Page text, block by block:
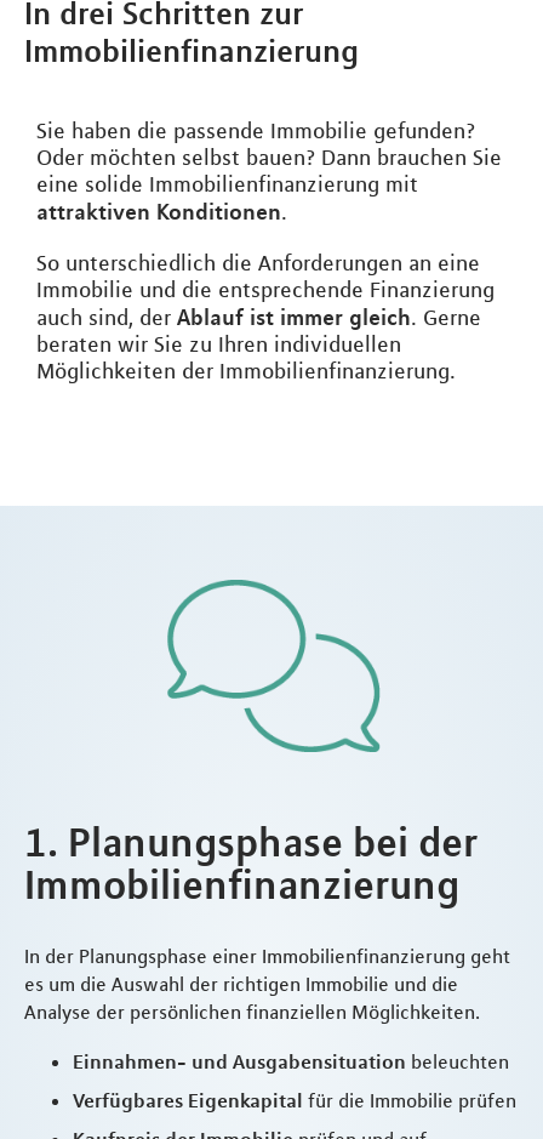
In drei Schritten zur
Immobilienfinanzierung
Sie haben die passende Immobilie gefunden?
Oder möchten selbst bauen? Dann brauchen Sie
eine solide Immobilienfinanzierung mit
attraktiven Konditionen.
So unterschiedlich die Anforderungen an eine
Immobilie und die entsprechende Finanzierung
auch sind, der Ablauf ist immer gleich. Gerne
beraten wir Sie zu Ihren individuellen
Möglichkeiten der Immobilienfinanzierung.
1. Planungsphase bei der
Immobilienfinanzierung
In der Planungsphase einer Immobilienfinanzierung geht
es um die Auswahl der richtigen Immobilie und die
Analyse der persönlichen finanziellen Möglichkeiten.
Einnahmen- und Ausgabensituation beleuchten
Verfügbares Eigenkapital für die Immobilie prüfen